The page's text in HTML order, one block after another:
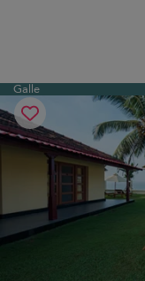
Galle